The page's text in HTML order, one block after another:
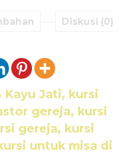
Diskusi (0)
Kayu Jati, kursi
gereja, kursi
gereja, kursi
untuk misa di